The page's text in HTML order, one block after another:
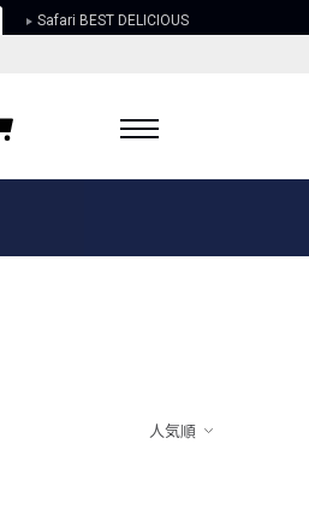
Safari BEST DELICIOUS
入りブランド
人気順